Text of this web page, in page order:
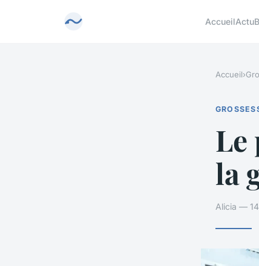
AccueilActu
Accueil›
Le
la
Alicia —